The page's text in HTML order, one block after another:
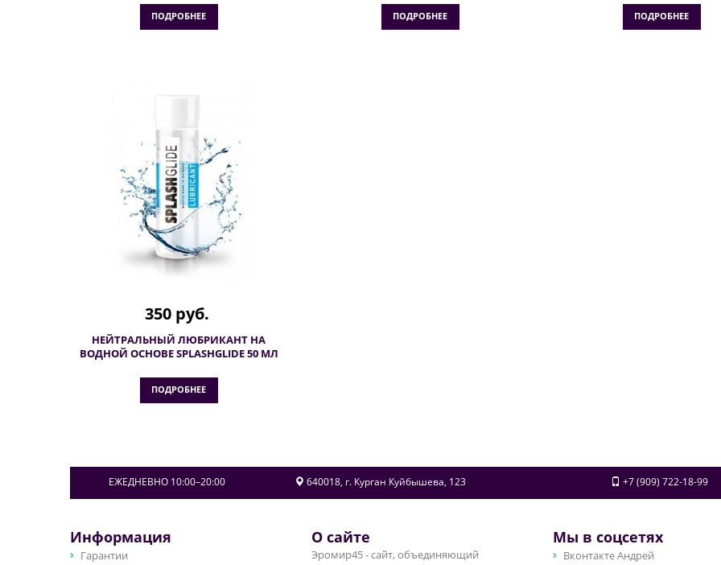
ПОДРОБНЕЕ ПОДРОБНЕЕ ПОДРОБНЕЕ
350 руб.
НЕЙТРАЛЬНЫЙ ЛЮБРИКАНТ НА
ВОДНОЙ ОСНОВЕ SPLASHGLIDE 50 МЛ
ПОДРОБНЕЕ
ЕЖЕДНЕВНО 10:00–20:00 640018, г. Курган Куйбышева, 123 +7 (909) 722-18-99
Информация
Гарантии
О сайте
Эромир45 - сайт, объединяющий
Мы в соцсетях
Вконтакте Андрей